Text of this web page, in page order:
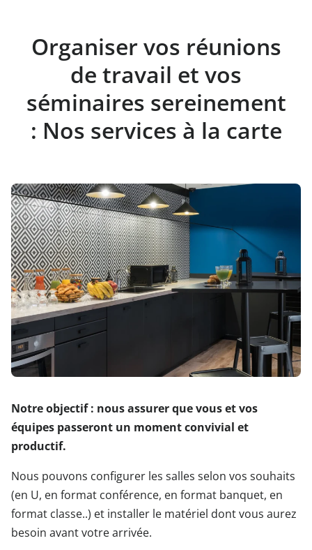
Organiser vos réunions
de travail et vos
séminaires sereinement
: Nos services à la carte
Notre objectif : nous assurer que vous et vos
équipes passeront un moment convivial et
productif.
Nous pouvons configurer les salles selon vos souhaits
(en U, en format conférence, en format banquet, en
format classe..) et installer le matériel dont vous aurez
besoin avant votre arrivée.